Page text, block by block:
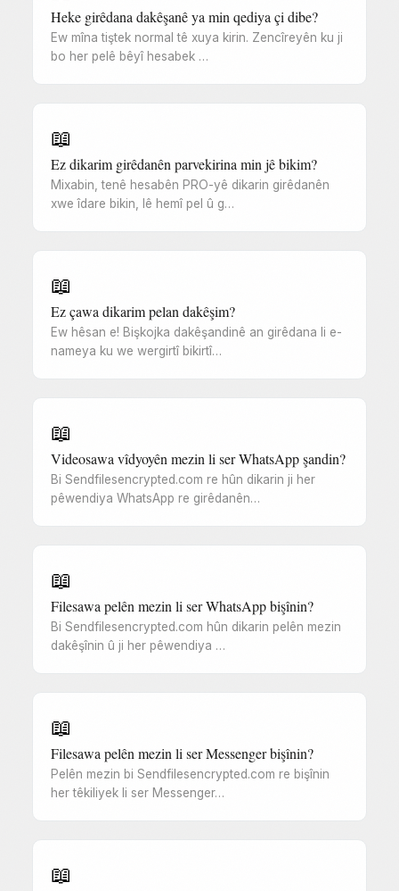
Heke girêdana dakêşanê ya min qediya çi dibe?
Ew mîna tiştek normal tê xuya kirin. Zencîreyên ku ji
bo her pelê bêyî hesabek …
📖
Ez dikarim girêdanên parvekirina min jê bikim?
Mixabin, tenê hesabên PRO-yê dikarin girêdanên
xwe îdare bikin, lê hemî pel û g…
📖
Ez çawa dikarim pelan dakêşim?
Ew hêsan e! Bişkojka dakêşandinê an girêdana li e-
nameya ku we wergirtî bikirtî…
📖
Videosawa vîdyoyên mezin li ser WhatsApp şandin?
Bi Sendfilesencrypted.com re hûn dikarin ji her
pêwendiya WhatsApp re girêdanên…
📖
Filesawa pelên mezin li ser WhatsApp bişînin?
Bi Sendfilesencrypted.com hûn dikarin pelên mezin
dakêşînin û ji her pêwendiya …
📖
Filesawa pelên mezin li ser Messenger bişînin?
Pelên mezin bi Sendfilesencrypted.com re bişînin
her têkiliyek li ser Messenger…
📖